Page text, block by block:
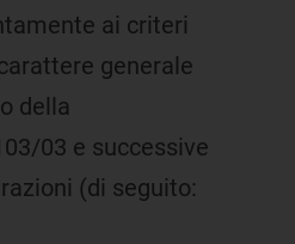
ai criteri
generale
della
03 e successive
(di seguito: